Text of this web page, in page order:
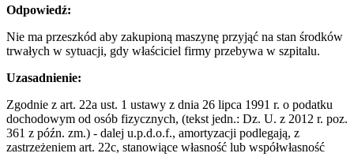
Odpowiedź:
Nie ma przeszkód aby zakupioną maszynę przyjąć na stan środków
trwałych w sytuacji, gdy właściciel firmy przebywa w szpitalu.
Uzasadnienie:
Zgodnie z art. 22a ust. 1 ustawy z dnia 26 lipca 1991 r. o podatku
dochodowym od osób fizycznych, (tekst jedn.: Dz. U. z 2012 r. poz.
361 z późn. zm.) - dalej u.p.d.o.f., amortyzacji podlegają, z
zastrzeżeniem art. 22c, stanowiące własność lub współwłasność